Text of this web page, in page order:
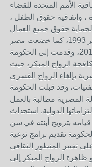
الأمم المتحدة للقضاء
، واتفاقية حقوق الطفل ،
لحماية حقوق جميع العمال
المهاجرين وأفراد أسرهم في فبراير 1993، كما خضعت مصر
للاستعراض الدوري الشامل في 2014، وقدمت إلى الحكومة
الزواج المبكر، حيث
بإلغاء الزواج القسري
وقد قبلت الحكومة
المصرية مطالبة بالعمل
الدولية. استحداث
بتزويج أبنته في سن
الحكومة تقديم برامج توعية
تغيير المنظور الثقافي
ظاهرة الزواج المبكر إلى